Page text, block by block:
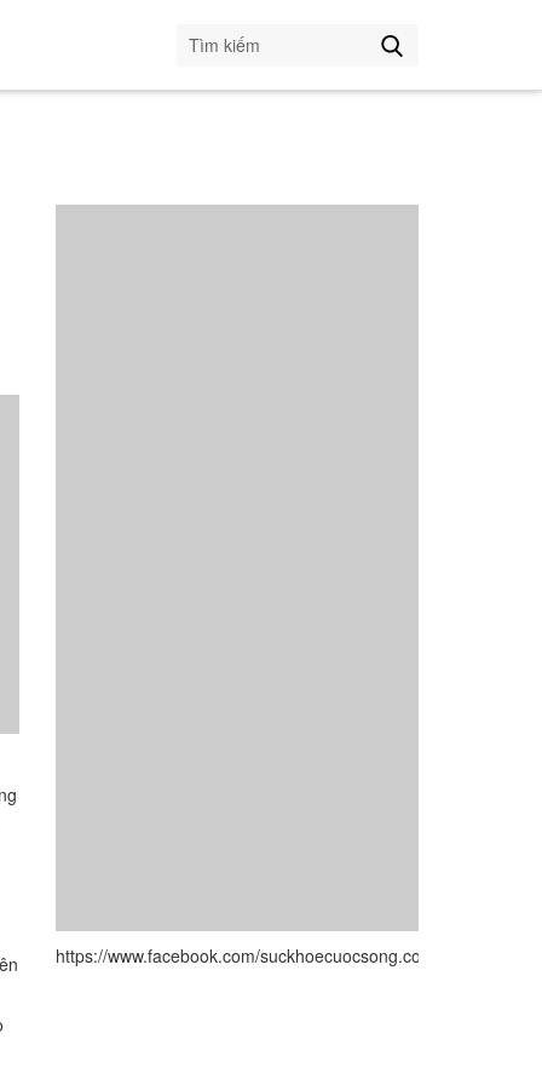
https://www.facebook.com/suckhoecuocsong.com.vn/